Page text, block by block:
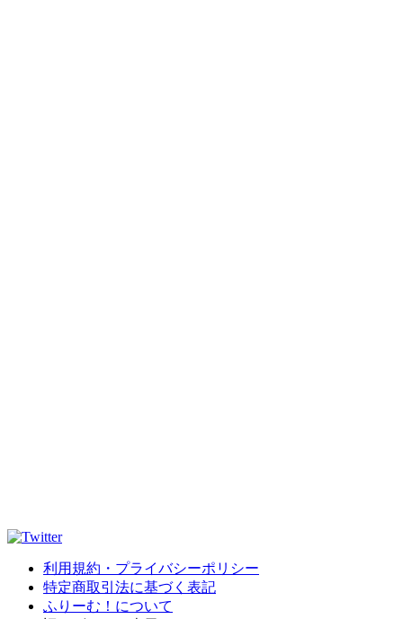
利用規約・プライバシーポリシー
特定商取引法に基づく表記
ふりーむ！について